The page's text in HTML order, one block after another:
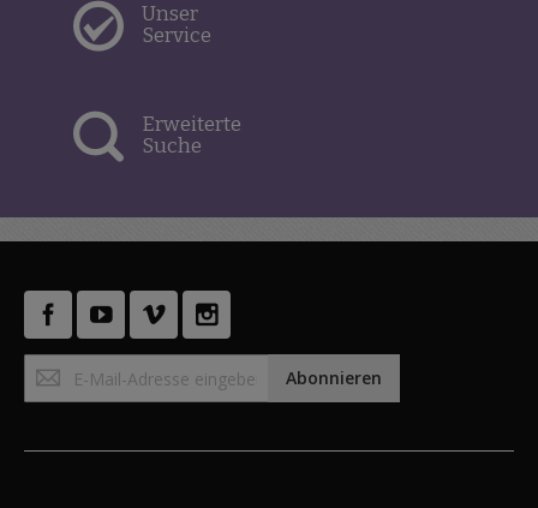
Unser
Service
Erweiterte
Suche
Anmeldung
zum
Abonnieren